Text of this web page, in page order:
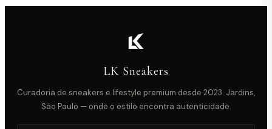
LK Sneakers
Curadoria de sneakers e lifestyle premium desde 2023. Jardins,
São Paulo — onde o estilo encontra autenticidade.